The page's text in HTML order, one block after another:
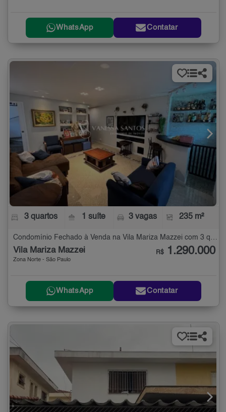
WhatsApp Contatar
3 quartos 1 suíte 3 vagas 235 m²
Vila Mariza Mazzei
Zona Norte - São Paulo
R$ 1.290.000
WhatsApp Contatar